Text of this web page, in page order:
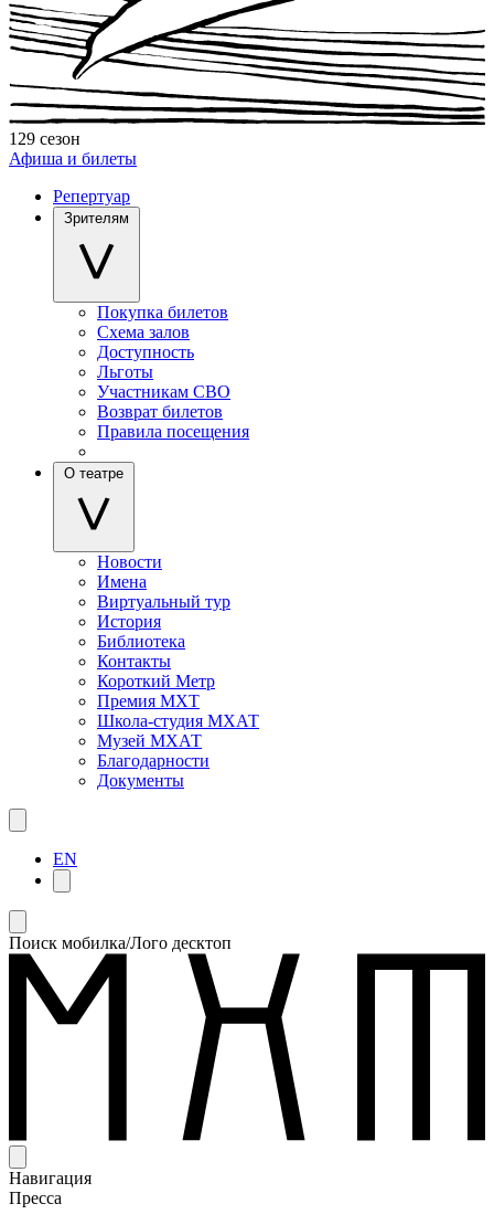
129 сезон
Афиша и билеты
Репертуар
Зрителям
Покупка билетов
Схема залов
Доступность
Льготы
Участникам СВО
Возврат билетов
Правила посещения
О театре
Новости
Имена
Виртуальный тур
История
Библиотека
Контакты
Короткий Метр
Премия МХТ
Школа-студия МХАТ
Музей МХАТ
Благодарности
Документы
EN
Поиск мобилка/Лого десктоп
Навигация
Пресса